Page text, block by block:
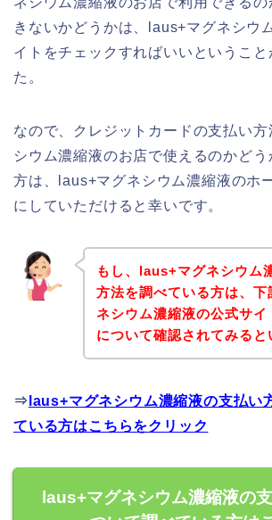
きないかどうかは、laus+マグネシウ
イトをチェックすればいいということ
た。
なので、クレジットカードの支払い
シウム濃縮液のお店で使えるのかどう
方は、laus+マグネシウム濃縮液のホ
にしていただけると幸いです。
もし、laus+マグネシウム
方法を調べている方は、
ネシウム濃縮液の公式サ
について確認されてみると
⇒ laus+マグネシウム濃縮液の支払い
ている方はこちらをクリック
laus+マグネシウム濃縮液の